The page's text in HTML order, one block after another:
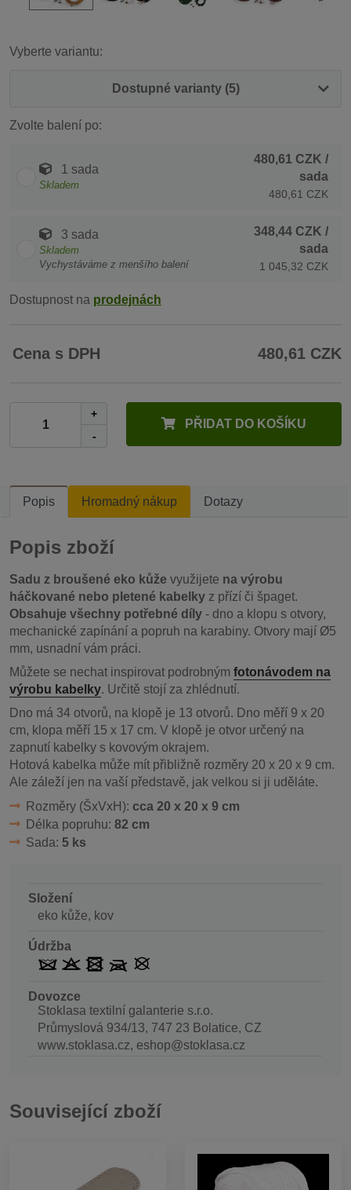
Vyberte variantu:
Dostupné varianty (5)
Zvolte balení po:
1 sada
Skladem
480,61 CZK /
sada
480,61 CZK
3 sada
Skladem
Vychystáváme z menšího balení
348,44 CZK /
sada
1 045,32 CZK
Dostupnost na prodejnách
Cena s DPH 480,61 CZK
+
-
PŘIDAT DO KOŠÍKU
Popis Hromadný nákup Dotazy
Popis zboží
Sadu z broušené eko kůže využijete na výrobu
háčkované nebo pletené kabelky z přízí či špaget.
Obsahuje všechny potřebné díly - dno a klopu s otvory,
mechanické zapínání a popruh na karabiny. Otvory mají Ø5
mm, usnadní vám práci.
Můžete se nechat inspirovat podrobným fotonávodem na
výrobu kabelky. Určitě stojí za zhlédnutí.
Dno má 34 otvorů, na klopě je 13 otvorů. Dno měří 9 x 20
cm, klopa měří 15 x 17 cm. V klopě je otvor určený na
zapnutí kabelky s kovovým okrajem.
Hotová kabelka může mít přibližně rozměry 20 x 20 x 9 cm.
Ale záleží jen na vaší představě, jak velkou si ji uděláte.
Rozměry (ŠxVxH): cca 20 x 20 x 9 cm
Délka popruhu: 82 cm
Sada: 5 ks
Složení
eko kůže, kov
Údržba
Dovozce
Stoklasa textilní galanterie s.r.o.
Průmyslová 934/13, 747 23 Bolatice, CZ
www.stoklasa.cz, eshop@stoklasa.cz
Související zboží